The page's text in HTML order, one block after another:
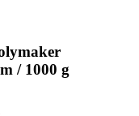
/ 1000 g